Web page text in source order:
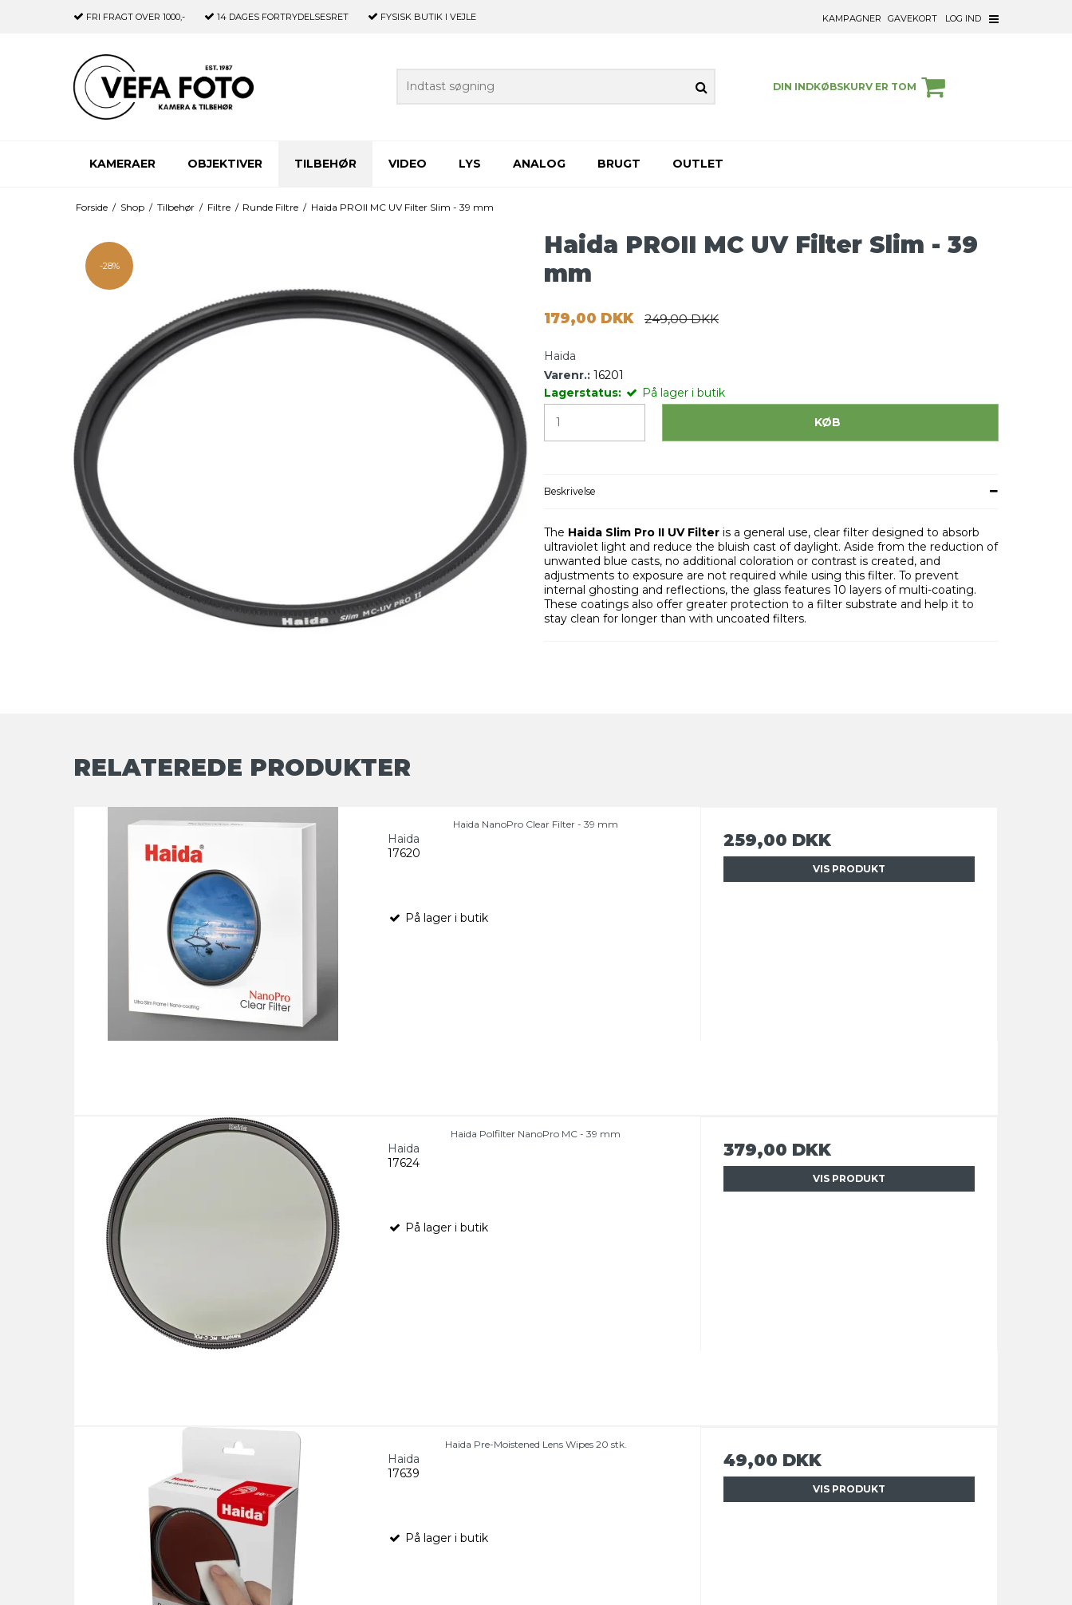
FRI FRAGT OVER 1000,- 14 DAGES FORTRYDELSESRET FYSISK BUTIK I VEJLE KAMPAGNER GAVEKORT LOG IND
DIN INDKØBSKURV ER TOM
KAMERAER OBJEKTIVER TILBEHØR VIDEO LYS ANALOG BRUGT OUTLET
Forside / Shop / Tilbehør / Filtre / Runde Filtre / Haida PROII MC UV Filter Slim - 39 mm
-28%
Haida PROII MC UV Filter Slim - 39
mm
179,00 DKK 249,00 DKK
Haida
Varenr.: 16201
Lagerstatus:
På lager i butik
KØB
Beskrivelse
The Haida Slim Pro II UV Filter is a general use, clear filter designed to absorb
ultraviolet light and reduce the bluish cast of daylight. Aside from the reduction of
unwanted blue casts, no additional coloration or contrast is created, and
adjustments to exposure are not required while using this filter. To prevent
internal ghosting and reflections, the glass features 10 layers of multi-coating.
These coatings also offer greater protection to a filter substrate and help it to
stay clean for longer than with uncoated filters.
RELATEREDE PRODUKTER
Haida NanoPro Clear Filter - 39 mm
Haida
17620
På lager i butik
259,00 DKK
VIS PRODUKT
Haida Polfilter NanoPro MC - 39 mm
Haida
17624
På lager i butik
379,00 DKK
VIS PRODUKT
Haida Pre-Moistened Lens Wipes 20 stk.
Haida
17639
På lager i butik
49,00 DKK
VIS PRODUKT